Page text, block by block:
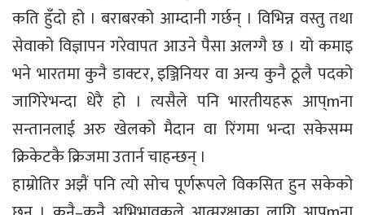
कति हुँदो हो । बराबरको आम्दानी गर्छन् । विभिन्न वस्तु तथा
सेवाको विज्ञापन गरेवापत आउने पैसा अलग्गै छ । यो कमाइ
भने भारतमा कुनै डाक्टर, इञ्जिनियर वा अन्य कुनै ठूलै पदको
जागिरेभन्दा धेरै हो । त्यसैले पनि भारतीयहरू आप्mना
सन्तानलाई अरु खेलको मैदान वा रिंगमा भन्दा सकेसम्म
क्रिकेटकै क्रिजमा उतार्न चाहन्छन् ।
हाम्रोतिर अझैं पनि त्यो सोच पूर्णरूपले विकसित हुन सकेको